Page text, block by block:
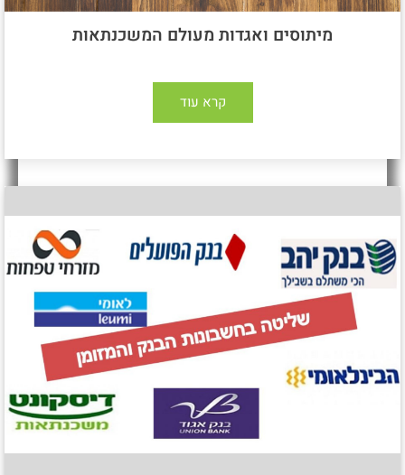
מיתוסים ואגדות מעולם המשכנתאות
קרא עוד